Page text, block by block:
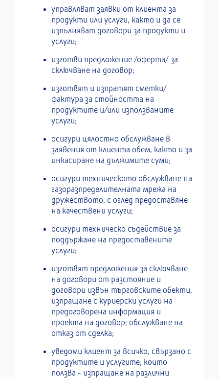
управляват заявки от клиента за
продукти или услуги, както и да се
изпълняват договори за продукти и
услуги;
изготви предложение /оферта/ за
сключване на договор;
изготвят и изпратят сметки/
фактура за стойността на
продуктите и/или използваните
услуги;
осигури цялостно обслужване в
заявения от клиента обем, както и за
инкасиране на дължимите суми;
осигури техническото обслужване на
газоразпределителната мрежа на
дружеството, с оглед предоставяне
на качествени услуги;
осигури техническо съдействие за
поддържане на предоставените
услуги;
изготвят предложения за сключване
на договори от разстояние и
договори извън търговските обекти,
изпращане с куриерски услуги на
предоговорена информация и
проекта на договор; обслужване на
отказ от сделка;
уведоми клиент за всичко, свързано с
продуктите и услугите, които
ползва - изпращане на различни